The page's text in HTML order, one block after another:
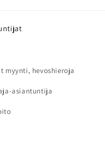
myynti, hevoshieroja
asiantuntija